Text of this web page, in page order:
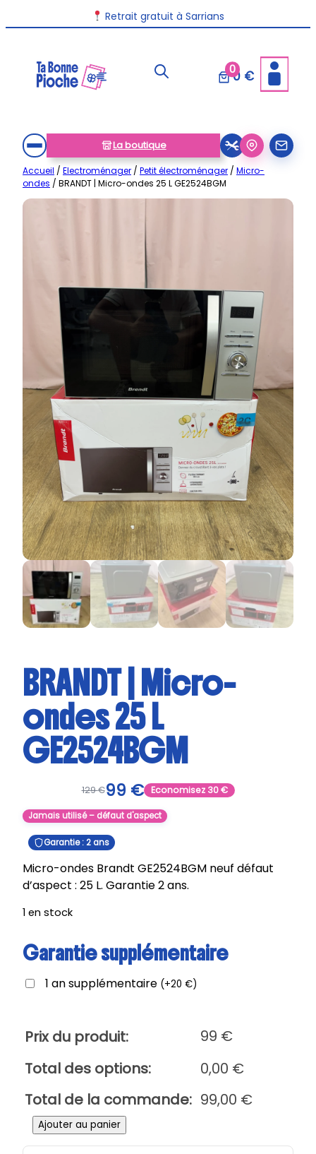
au
Retrait gratuit à Sarrians
00 €
La boutique
Accueil / Electroménager / Petit électroménager / Micro-
ondes / BRANDT | Micro-ondes 25 L GE2524BGM
BRANDT | Micro-
ondes 25 L
GE2524BGM
129€99 € Economisez 30€
Jamais utilisé – défaut d'aspect
Garantie : 2 ans
Micro-ondes Brandt GE2524BGM neuf défaut
d’aspect : 25 L. Garantie 2 ans.
1 en stock
Garantie supplémentaire
1 an supplémentaire (+20 €)
Prix du produit: 99 €
Total des options:
0,00 €
Total de la commande: 99,00 €
Ajouter au panier